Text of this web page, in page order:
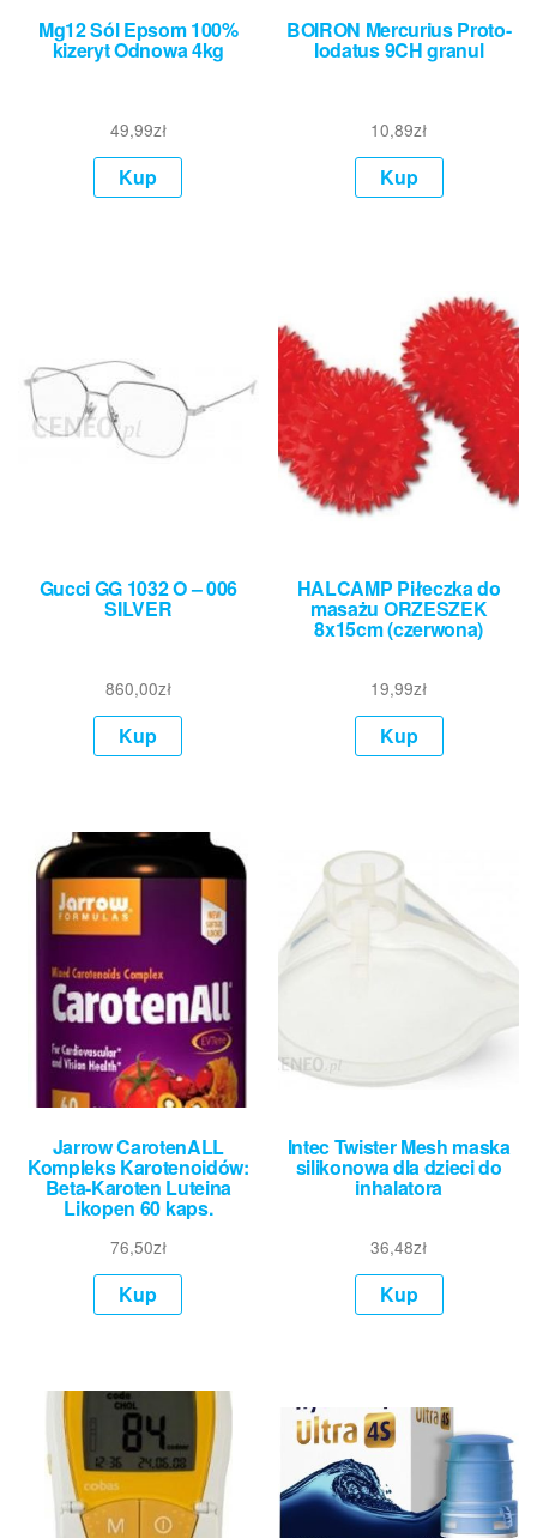
Mg12 Sól Epsom 100%
kizeryt Odnowa 4kg
49,99zł
Kup
BOIRON Mercurius Proto-
Iodatus 9CH granul
10,89zł
Kup
Gucci GG 1032 O – 006
SILVER
860,00zł
Kup
HALCAMP Piłeczka do
masażu ORZESZEK
8x15cm (czerwona)
19,99zł
Kup
Jarrow CarotenALL
Kompleks Karotenoidów:
Beta-Karoten Luteina
Likopen 60 kaps.
76,50zł
Kup
Intec Twister Mesh maska
silikonowa dla dzieci do
inhalatora
36,48zł
Kup